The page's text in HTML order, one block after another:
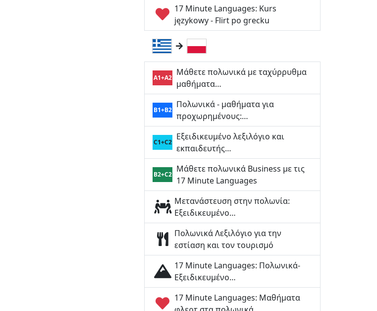
17 Minute Languages: Kurs
językowy - Flirt po grecku
A1+A2
Μάθετε πολωνικά με ταχύρρυθμα
μαθήματα…
B1+B2
Πολωνικά - μαθήματα για
προχωρημένους:…
C1+C2
Εξειδικευμένο λεξιλόγιο και
εκπαιδευτής…
B2+C2
Μάθετε πολωνικά Business με τις
17 Minute Languages
Μετανάστευση στην πολωνία:
Εξειδικευμένο…
Πολωνικά Λεξιλόγιο για την
εστίαση και τον τουρισμό
17 Minute Languages: Πολωνικά-
Εξειδικευμένο…
17 Minute Languages: Μαθήματα